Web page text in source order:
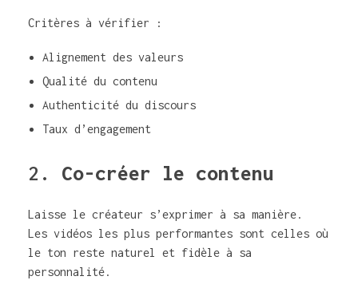
Critères à vérifier :
Alignement des valeurs
Qualité du contenu
Authenticité du discours
Taux d’engagement
2. Co-créer le contenu
Laisse le créateur s’exprimer à sa manière.
Les vidéos les plus performantes sont celles où
le ton reste naturel et fidèle à sa
personnalité.